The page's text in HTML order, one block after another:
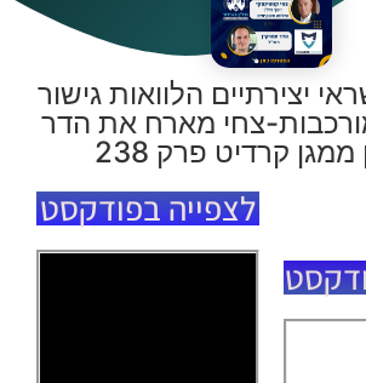
יצירתיים הלוואות גישור
צחי מארח את הדר
קרדיט פרק 238
לצפייה בפודקסט